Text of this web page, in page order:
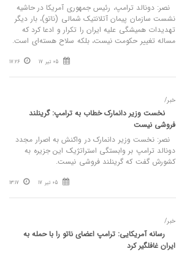
نصر: دونالد ترامپ، رئیس جمهوری آمریکا در حاشیه
نشست سازمان پیمان آتلانتیک شمالی (ناتو)، بار دیگر
تهدیدات همیشگی علیه ایران را تکرار و ادعا کرد که
مساله تغییر حکومت نیست، بلکه سلاح هسته‌ای است.
05 تیر 17 17:26
خبر/
نخست وزیر دانمارک خطاب به ترامپ: گرینلند
فروشی نیست
نصر: نخست وزیر دانمارک در واکنش به اصرار مجدد
دونالد ترامپ بر وابستگی استراتژیک این جزیره به
کشورش گفت که گرینلند فروشی نیست.
05 تیر 17 13:17
خبر/
رسانه آمریکایی: ترامپ اعضای ناتو را با حمله به
ایران غافلگیر کرد